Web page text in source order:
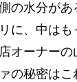
の水分が
に、中は
オーナー
の秘密はこ